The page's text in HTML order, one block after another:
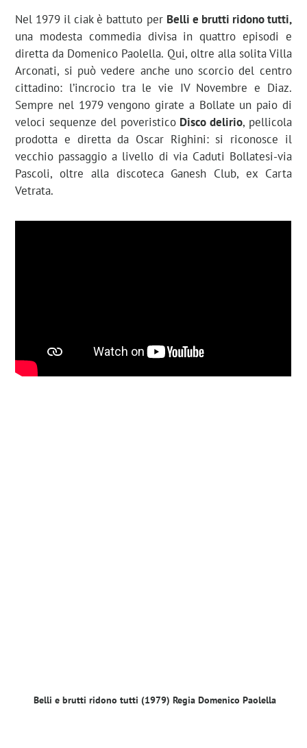
Nel 1979 il ciak è battuto per Belli e brutti ridono tutti,
una modesta commedia divisa in quattro episodi e
diretta da Domenico Paolella. Qui, oltre alla solita Villa
Arconati, si può vedere anche uno scorcio del centro
cittadino: l’incrocio tra le vie IV Novembre e Diaz.
Sempre nel 1979 vengono girate a Bollate un paio di
veloci sequenze del poveristico Disco delirio, pellicola
prodotta e diretta da Oscar Righini: si riconosce il
vecchio passaggio a livello di via Caduti Bollatesi-via
Pascoli, oltre alla discoteca Ganesh Club, ex Carta
Vetrata.
Belli e brutti ridono tutti (1979) Regia Domenico Paolella